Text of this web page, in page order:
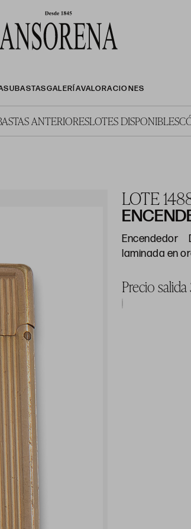
SUBASTASGALERÍAVALORACIONES
ANTERIORESLOTES DISPONIBLES
LOTE
Encendedor
laminada en
Precio